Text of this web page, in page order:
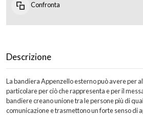
Confronta
Descrizione
La bandiera Appenzello esterno può avere per
particolare per ciò che rappresenta e per il
bandiere creano unione tra le persone più di
comunicazione e trasmettono un forte senso di